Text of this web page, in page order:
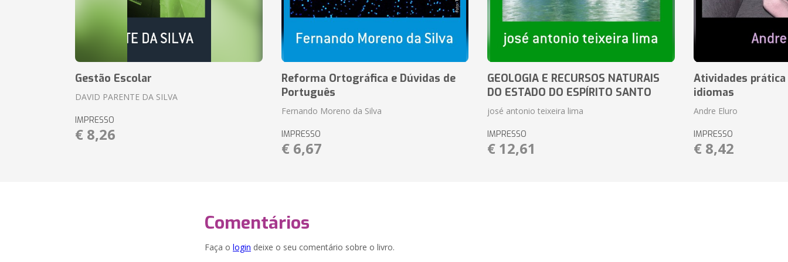
Gestão Escolar
DAVID PARENTE DA SILVA
IMPRESSO
€ 8,26
Reforma Ortográfica e Dúvidas de
Português
Fernando Moreno da Silva
IMPRESSO
€ 6,67
GEOLOGIA E RECURSOS NATURAIS
DO ESTADO DO ESPÍRITO SANTO
josé antonio teixeira lima
IMPRESSO
€ 12,61
Atividades
idiomas
Andre Eluro
IMPRESSO
€ 8,42
Comentários
Faça o login deixe o seu comentário sobre o livro.